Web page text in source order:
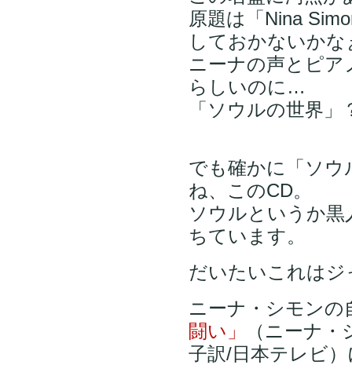
原題は「Nina
しておかないかな
ニーナの声とピ
らしいのに…
「ソウルの世界
でも確かに「ソ
ね、このCD。
ソウルというか
ちています。
だいたいこれは
ニーナ・シモンの
闘い」
（ニーナ
子訳/日本テレビ